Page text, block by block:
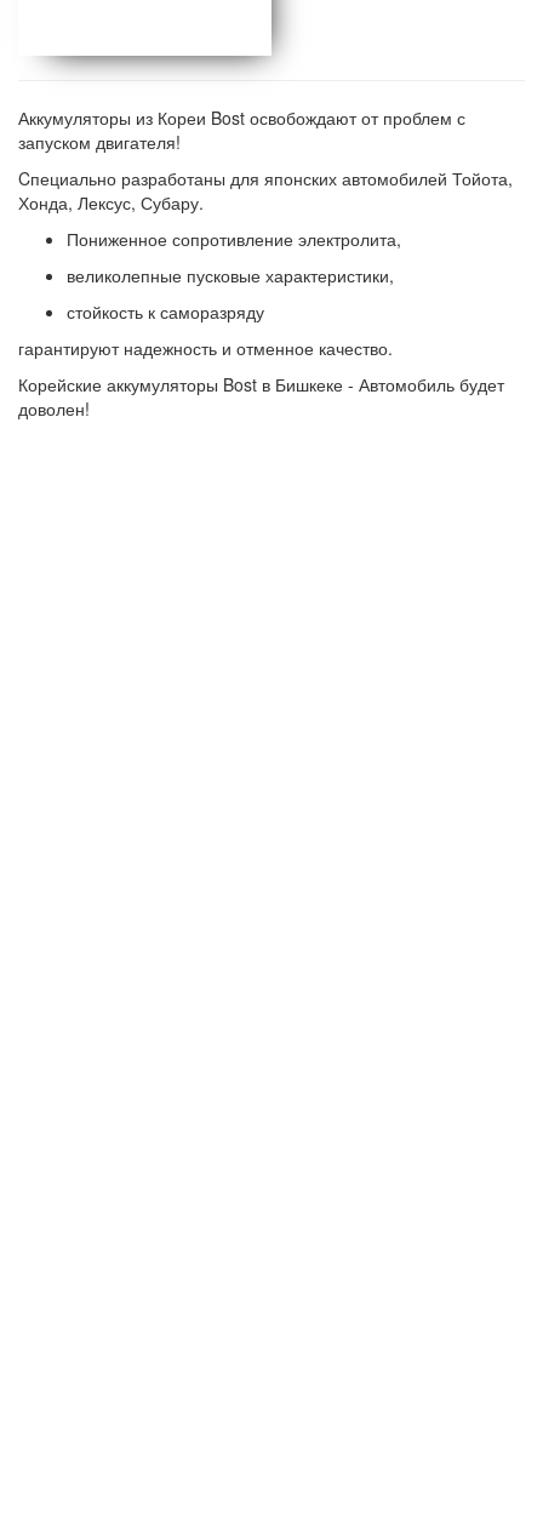
Аккумуляторы из Кореи Bost освобождают от проблем с
запуском двигателя!
Cпециально разработаны для японских автомобилей Тойота,
Хонда, Лексус, Субару.
Пониженное сопротивление электролита,
великолепные пусковые характеристики,
стойкость к саморазряду
гарантируют надежность и отменное качество.
Корейские аккумуляторы Bost в Бишкеке - Автомобиль будет
доволен!